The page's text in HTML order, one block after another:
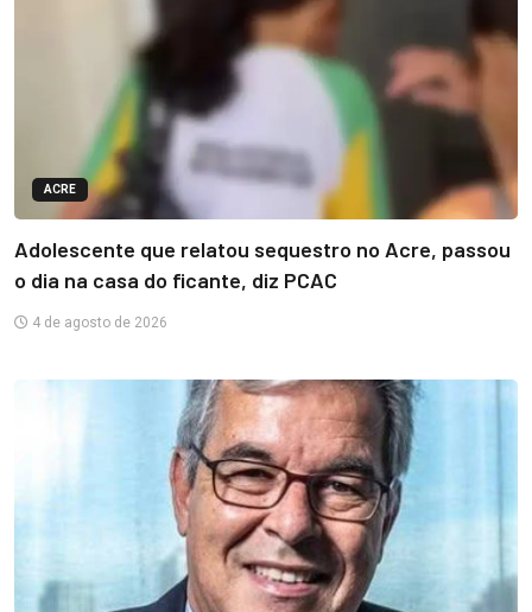
ACRE
Adolescente que relatou sequestro no Acre, passou
o dia na casa do ficante, diz PCAC
4 de agosto de 2026